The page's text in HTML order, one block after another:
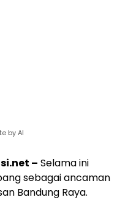
by AI
– Selama ini
sebagai ancaman
Bandung Raya.